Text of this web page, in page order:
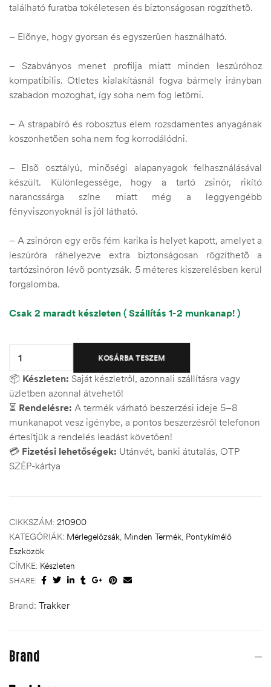
található furatba tökéletesen és biztonságosan rögzíthetõ.
– Elõnye, hogy gyorsan és egyszerûen használható.
– Szabványos menet profilja miatt minden leszúróhoz
kompatibilis. Ötletes kialakításnál fogva bármely irányban
szabadon mozoghat, így soha nem fog letörni.
– A strapabíró és robosztus elem rozsdamentes anyagának
köszönhetõen soha nem fog korrodálódni.
– Elsõ osztályú, minõségi alapanyagok felhasználásával
készült. Különlegessége, hogy a tartó zsinór, rikító
narancssárga színe miatt még a leggyengébb
fényviszonyoknál is jól látható.
– A zsinóron egy erõs fém karika is helyet kapott, amelyet a
leszúróra ráhelyezve extra biztonságosan rögzíthetõ a
tartózsinóron lévõ pontyzsák. 5 méteres kiszerelésben kerül
forgalomba.
Csak 2 maradt készleten ( Szállítás 1-2 munkanap! )
KOSÁRBA TESZEM
📦 Készleten: Saját készletről, azonnali szállításra vagy
üzletben azonnal átvehető!
⏳ Rendelésre: A termék várható beszerzési ideje 5–8
munkanapot vesz igénybe, a pontos beszerzésről telefonon
értesítjük a rendelés leadást követően!
💳 Fizetési lehetőségek: Utánvét, banki átutalás, OTP
SZÉP-kártya
CIKKSZÁM: 210900
KATEGÓRIÁK: Mérlegelőzsák, Minden Termék, Pontykímélő
Eszközök
CÍMKE: Készleten
SHARE:
Brand: Trakker
Brand